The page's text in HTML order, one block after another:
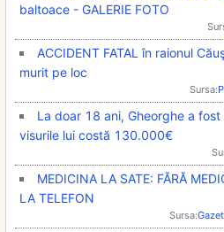
baltoace - GALERIE FOTO
ACCIDENT FATAL în raionul
murit pe loc
Sursa:
La doar 18 ani, Gheorghe a
visurile lui costă 130.000€
MEDICINA LA SATE: FĂRĂ
LA TELEFON
Sursa: